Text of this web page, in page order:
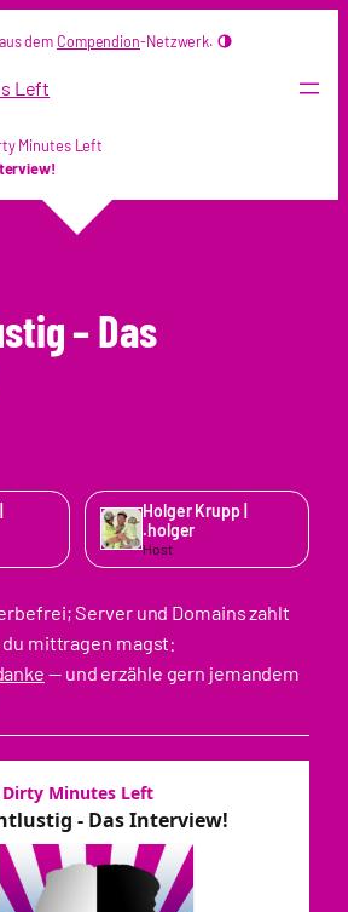
dem Compendion-Netzwerk.
Left
Minutes Left
– Das
Holger Krupp |
.holger
Host
Server und Domains zahlt
mittragen magst:
— und erzähle gern jemandem